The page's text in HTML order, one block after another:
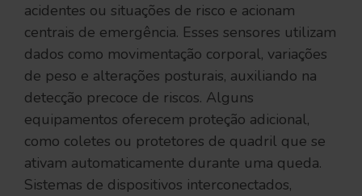
acidentes ou situações de risco e acionam
centrais de emergência. Esses sensores utilizam
dados como movimentação corporal, variações
de peso e alterações posturais, auxiliando na
detecção precoce de riscos. Alguns
equipamentos oferecem proteção adicional,
como coletes ou protetores de quadril que se
ativam automaticamente durante uma queda.
Sistemas de dispositivos interconectados,